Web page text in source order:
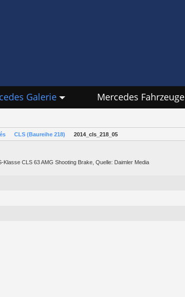
Galerie Mercedes Fahrzeuge
CLS (Baureihe 218) 2014_cls_218_05
Klasse CLS 63 AMG Shooting Brake, Quelle: Daimler Media